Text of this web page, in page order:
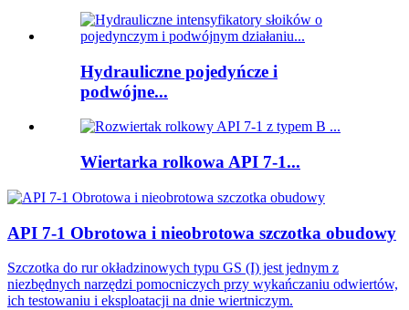
Hydrauliczne pojedyńcze i
podwójne...
Wiertarka rolkowa API 7-1...
API 7-1 Obrotowa i nieobrotowa szczotka obudowy
Szczotka do rur okładzinowych typu GS (I) jest jednym z
niezbędnych narzędzi pomocniczych przy wykańczaniu odwiertów,
ich testowaniu i eksploatacji na dnie wiertniczym.